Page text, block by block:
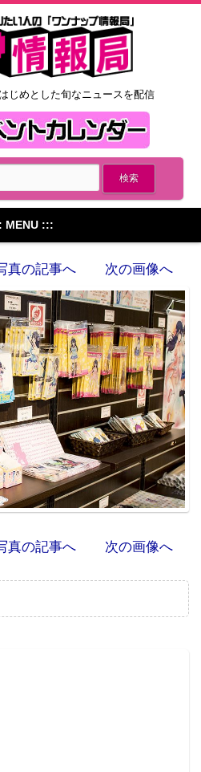
じめとした旬なニュースを配信
MENU :::
真の記事へ 次の画像へ
真の記事へ 次の画像へ